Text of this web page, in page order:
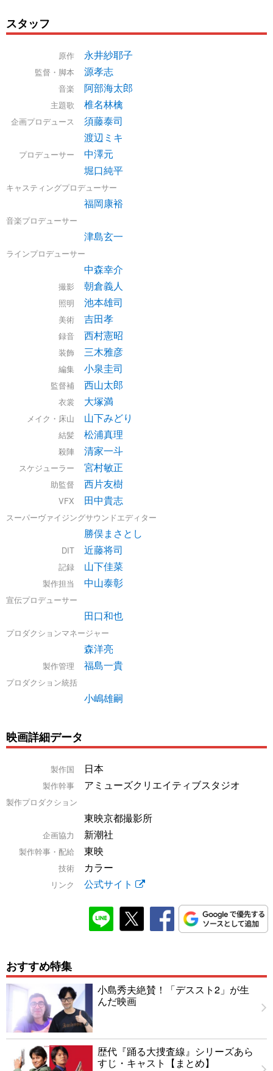
スタッフ
原作 永井紗耶子
監督・脚本 源孝志
音楽 阿部海太郎
主題歌 椎名林檎
企画プロデュース
須藤泰司
渡辺ミキ
プロデューサー
中澤元
堀口純平
キャスティングプロデューサー
福岡康裕
音楽プロデューサー
津島玄一
ラインプロデューサー
中森幸介
撮影 朝倉義人
照明 池本雄司
美術 吉田孝
録音 西村憲昭
装飾 三木雅彦
編集 小泉圭司
監督補 西山太郎
衣裳 大塚満
メイク・床山 山下みどり
結髪 松浦真理
殺陣 清家一斗
スケジューラー 宮村敏正
助監督 西片友樹
VFX 田中貴志
スーパーヴァイジングサウンドエディター
勝俣まさとし
DIT 近藤将司
記録 山下佳菜
製作担当 中山泰彰
宣伝プロデューサー
田口和也
プロダクションマネージャー
森洋亮
製作管理 福島一貴
プロダクション統括
小嶋雄嗣
映画詳細データ
製作国 日本
製作幹事 アミューズクリエイティブスタジオ
製作プロダクション
東映京都撮影所
企画協力 新潮社
製作幹事・配給 東映
技術 カラー
リンク 公式サイト
おすすめ特集
小島秀夫絶賛！「デススト2」が生
んだ映画
歴代『踊る大捜査線』シリーズあら
すじ・キャスト【まとめ】